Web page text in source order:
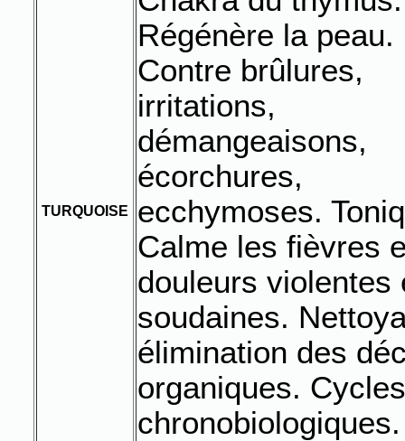
TURQUOISE
Régénère la peau.
Contre brûlures,
irritations,
démangeaisons,
écorchures,
ecchymoses.
Calme les fièvres
douleurs violentes
soudaines.
élimination des
organiques. Cycles
chronobiologiques.